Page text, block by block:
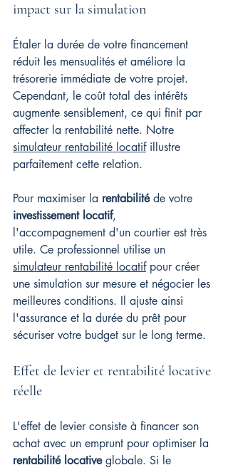
impact sur la simulation
Étaler la durée de votre financement
réduit les mensualités et améliore la
trésorerie immédiate de votre projet.
Cependant, le coût total des intérêts
augmente sensiblement, ce qui finit par
affecter la rentabilité nette. Notre
simulateur rentabilité locatif illustre
parfaitement cette relation.
Pour maximiser la rentabilité de votre
investissement locatif,
l'accompagnement d'un courtier est très
utile. Ce professionnel utilise un
simulateur rentabilité locatif pour créer
une simulation sur mesure et négocier les
meilleures conditions. Il ajuste ainsi
l'assurance et la durée du prêt pour
sécuriser votre budget sur le long terme.
Effet de levier et rentabilité locative
réelle
L'effet de levier consiste à financer son
achat avec un emprunt pour optimiser la
rentabilité locative globale. Si le